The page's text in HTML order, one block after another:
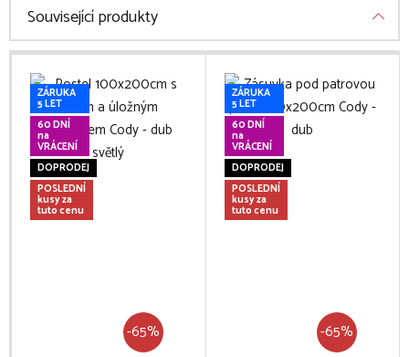
Související produkty
ZÁRUKA
5 LET
60 DNÍ
na
VRÁCENÍ
DOPRODEJ
POSLEDNÍ
kusy za
tuto cenu
-65%
ZÁRUKA
5 LET
60 DNÍ
na
VRÁCENÍ
DOPRODEJ
POSLEDNÍ
kusy za
tuto cenu
-65%